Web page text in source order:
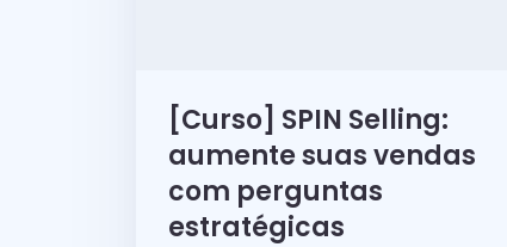
[Curso] SPIN Selling:
aumente suas vendas
com perguntas
estratégicas